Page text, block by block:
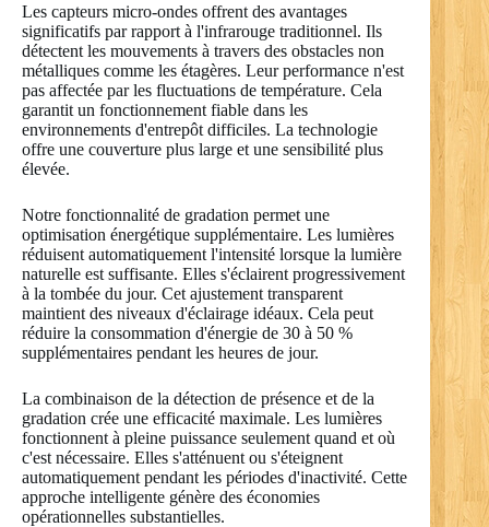
Les capteurs micro-ondes offrent des avantages
significatifs par rapport à l'infrarouge traditionnel. Ils
détectent les mouvements à travers des obstacles non
métalliques comme les étagères. Leur performance n'est
pas affectée par les fluctuations de température. Cela
garantit un fonctionnement fiable dans les
environnements d'entrepôt difficiles. La technologie
offre une couverture plus large et une sensibilité plus
élevée.
Notre fonctionnalité de gradation permet une
optimisation énergétique supplémentaire. Les lumières
réduisent automatiquement l'intensité lorsque la lumière
naturelle est suffisante. Elles s'éclairent progressivement
à la tombée du jour. Cet ajustement transparent
maintient des niveaux d'éclairage idéaux. Cela peut
réduire la consommation d'énergie de 30 à 50 %
supplémentaires pendant les heures de jour.
La combinaison de la détection de présence et de la
gradation crée une efficacité maximale. Les lumières
fonctionnent à pleine puissance seulement quand et où
c'est nécessaire. Elles s'atténuent ou s'éteignent
automatiquement pendant les périodes d'inactivité. Cette
approche intelligente génère des économies
opérationnelles substantielles.